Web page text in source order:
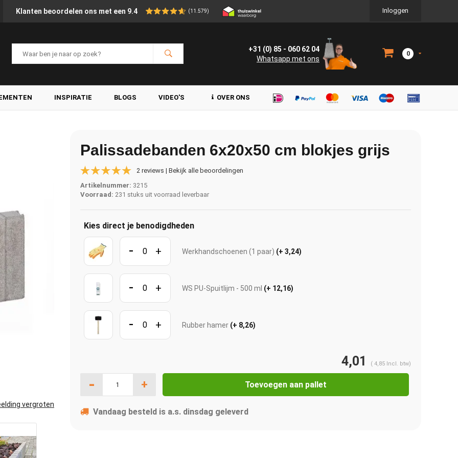
Klanten beoordelen ons met een 9.4 (11.579) Inloggen
+31 (0) 85 - 060 62 04
Whatsapp met ons
0
INSPIRATIE BLOGS VIDEO'S OVER ONS
vergroten
Palissadebanden 6x20x50 cm blokjes grijs
2 reviews | Bekijk alle beoordelingen
Artikelnummer: 3215
Voorraad: 231 stuks uit voorraad leverbaar
Kies direct je benodigdheden
- + Werkhandschoenen (1 paar) (+ 3,24)
- + WS PU-Spuitlijm - 500 ml (+ 12,16)
- + Rubber hamer (+ 8,26)
4,01 ( 4,85 Incl. btw)
- + Toevoegen aan pallet
Vandaag besteld is a.s. dinsdag geleverd